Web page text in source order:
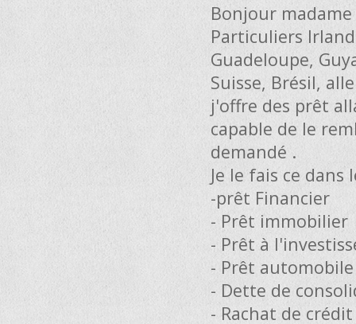
Bonjour
Particuliers
Guadeloupe,
Suisse, Brésil,
j'offre des prêt
capable de le
demandé .
Je le fais ce dans
-prêt Financier
- Prêt immobilier
- Prêt à
- Prêt automobile
- Dette de
- Rachat de crédit